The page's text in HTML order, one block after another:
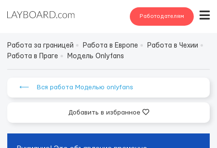
Работодателям
Работа за границей Работа в Европе
Работа в Чехии
Работа в Праге
Модель Onlyfans
⟵ Вся работа Моделью onlyfans
Добавить в избранное